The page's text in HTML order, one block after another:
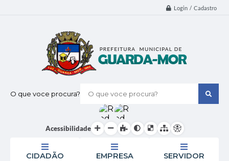
Login / Cadastro
O que voce procura?
Acessibilidade
CIDADÃO EMPRESA SERVIDOR